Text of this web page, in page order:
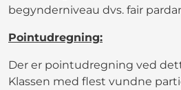
begynderniveau dvs. fair
Pointudregning:
Der er pointudregning ved
Klassen med flest vundne